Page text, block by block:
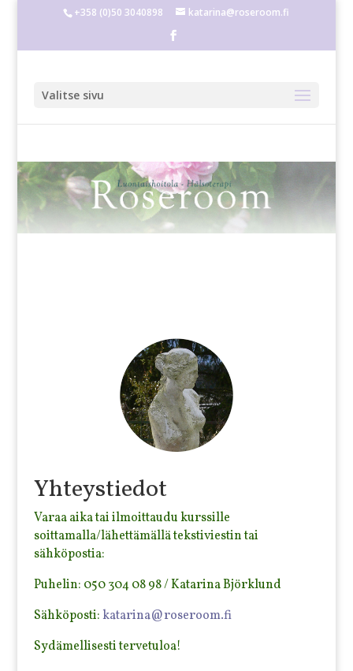
+358 (0)50 3040898 katarina@roseroom.fi
Valitse sivu
Yhteystiedot
Varaa aika tai ilmoittaudu kurssille
soittamalla/lähettämällä tekstiviestin tai
sähköpostia:
Puhelin: 050 304 08 98 / Katarina Björklund
Sähköposti: katarina@roseroom.fi
Sydämellisesti tervetuloa!